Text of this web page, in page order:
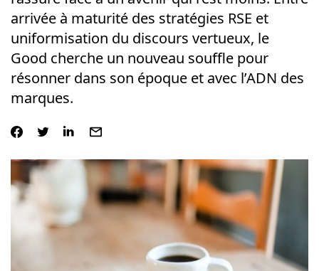
arrivée à maturité des stratégies RSE et
uniformisation du discours vertueux, le
Good cherche un nouveau souffle pour
résonner dans son époque et avec l’ADN des
marques.